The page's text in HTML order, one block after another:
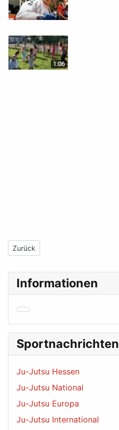
Informationen
Sportnachrichten
Ju-Jutsu Hessen
Ju-Jutsu National
Ju-Jutsu Europa
Ju-Jutsu International
Vorheriger Beitrag: Impressum
Zurück